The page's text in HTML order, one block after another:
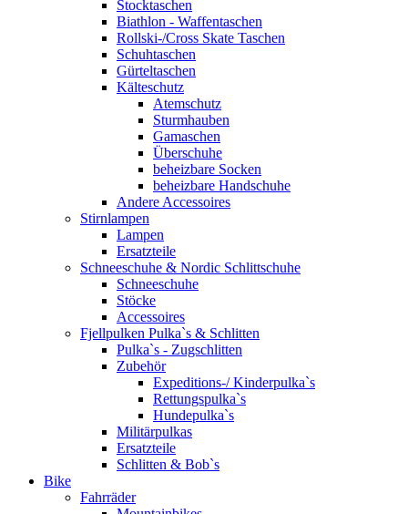
Stocktaschen
Biathlon - Waffentaschen
Rollski-/Cross Skate Taschen
Schuhtaschen
Gürteltaschen
Kälteschutz
Atemschutz
Sturmhauben
Gamaschen
Überschuhe
beheizbare Socken
beheizbare Handschuhe
Andere Accessoires
Stirnlampen
Lampen
Ersatzteile
Schneeschuhe & Nordic Schlittschuhe
Schneeschuhe
Stöcke
Accessoires
Fjellpulken Pulka`s & Schlitten
Pulka`s - Zugschlitten
Zubehör
Expeditions-/ Kinderpulka`s
Rettungspulka`s
Hundepulka`s
Militärpulkas
Ersatzteile
Schlitten & Bob`s
Bike
Fahrräder